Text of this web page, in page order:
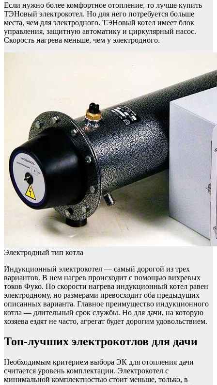
Если нужно более комфортное отопление, то лучше купить
ТЭНовый электрокотел. Но для него потребуется больше
места, чем для электродного. ТЭНовый котел имеет блок
управления, защитную автоматику и циркулярный насос.
Скорость нагрева меньше, чем у электродного.
Электродный тип котла
Индукционный электрокотел — самый дорогой из трех
вариантов. В нем нагрев происходит с помощью вихревых
токов Фуко. По скорости нагрева индукционный котел равен
электродному, но размерами превосходит оба предыдущих
описанных варианта. Главное преимущество индукционного
котла — длительный срок службы. Но для дачи, на которую
хозяева ездят не часто, агрегат будет дорогим удовольствием.
Топ-лучших электрокотлов для дачи
Необходимым критерием выбора ЭК для отопления дачи
считается уровень комплектации. Электрокотел с
минимальной комплектностью стоит меньше, только, в